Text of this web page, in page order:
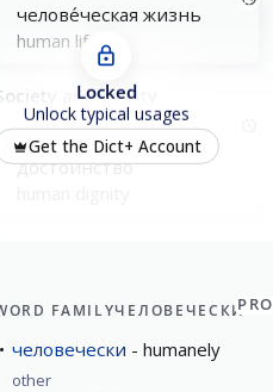
челове́ческая жизнь
human life
and dignity
челове́ческое
досто́инство
the human brain
Locked
Unlock typical usages
Get the Dict+ Account
FAMILYЧЕЛОВЕЧЕСКИPRO
человечески humanely
other